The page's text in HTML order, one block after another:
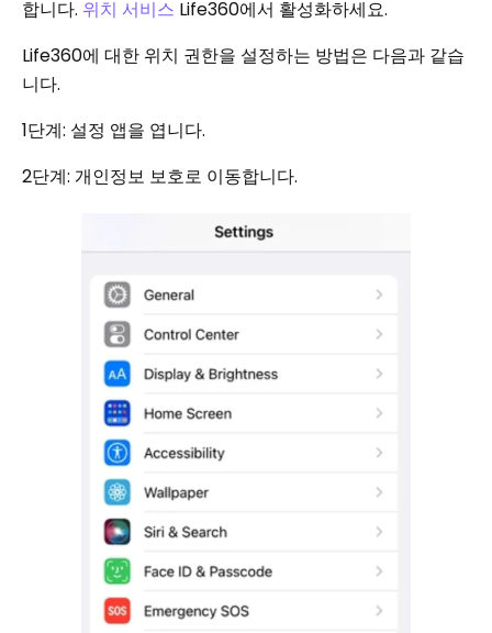
합니다. 위치 서비스 Life360에서 활성화하세요.
Life360에 대한 위치 권한을 설정하는 방법은 다음과 같습
니다.
1단계: 설정 앱을 엽니다.
2단계: 개인정보 보호로 이동합니다.